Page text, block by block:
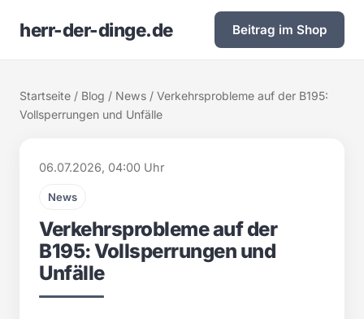
herr-der-dinge.de Beitrag im Shop
Startseite / Blog / News / Verkehrsprobleme auf der B195:
Vollsperrungen und Unfälle
06.07.2026, 04:00 Uhr
News
Verkehrsprobleme auf der
B195: Vollsperrungen und
Unfälle